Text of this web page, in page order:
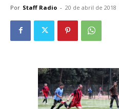
Por Staff Radio - 20 de abril de 2018